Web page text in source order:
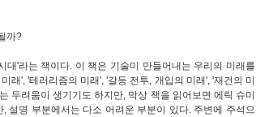
까?
'라는 책이다. 이 책은 기술미 만들어내는 우리의 미래를
래', '테러리즘의 미래', '갈등 전투, 개입의 미래', '재건의 미
두려움이 생기기도 하지만, 막상 책을 읽어보면 에릭 슈미
설명 부분에서는 다소 어려운 부분이 있다. 주변에 주석으